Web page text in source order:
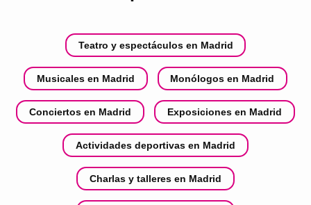
Teatro y espectáculos en Madrid
Musicales en Madrid Monólogos en Madrid
Conciertos en Madrid Exposiciones en Madrid
Actividades deportivas en Madrid
Charlas y talleres en Madrid